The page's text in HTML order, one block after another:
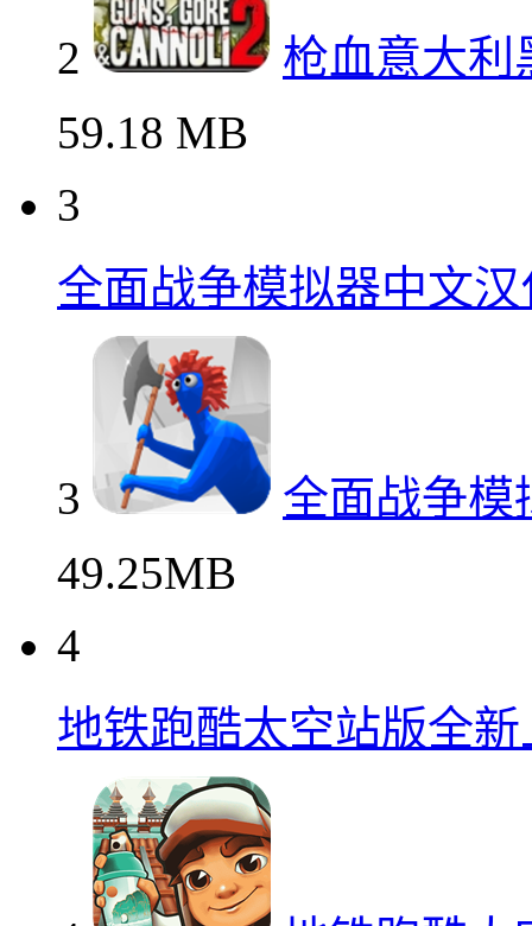
2
枪血意大利
59.18 MB
3
全面战争模拟器中文
3
全面战争模
49.25MB
4
地铁跑酷太空站版全